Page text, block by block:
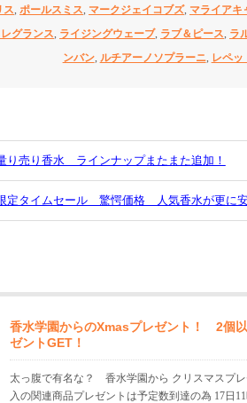
ス, ポールスミス, マークジェイコブズ, マライアキ
グランス, ライジングウェーブ, ラブ＆ピース, ラ
ンバン, ルチアーノソプラーニ, レペッ
売り香水 ラインナップまたまた追加！
タイムセール 驚愕価格 人気香水が更に安
香水学園からのXmasプレゼント！ 2個
ゼントGET！
太っ腹で有名な？ 香水学園から クリスマスプ
入の関連商品プレゼントは予定数到達の為 17日